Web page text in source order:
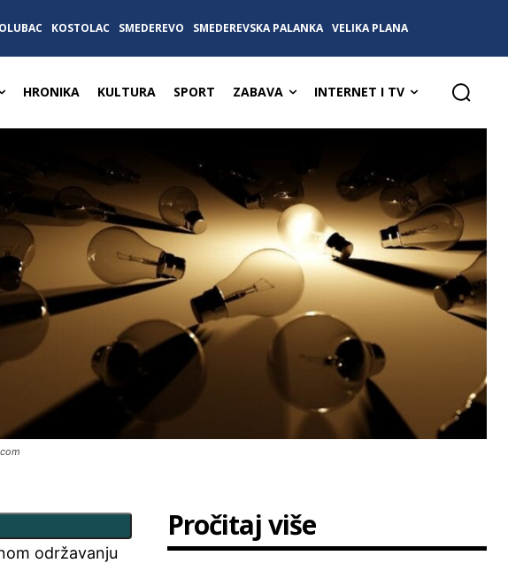
KOSTOLAC SMEDEREVO SMEDEREVSKA PALANKA VELIKA PLANA
HRONIKA KULTURA SPORT ZABAVA INTERNET I TV
održavanju
Pročitaj više